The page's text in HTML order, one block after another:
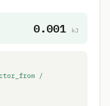
0.001 kJ
/